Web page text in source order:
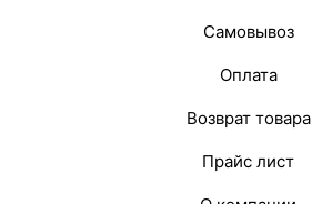
Самовывоз
Оплата
Возврат товара
Прайс лист